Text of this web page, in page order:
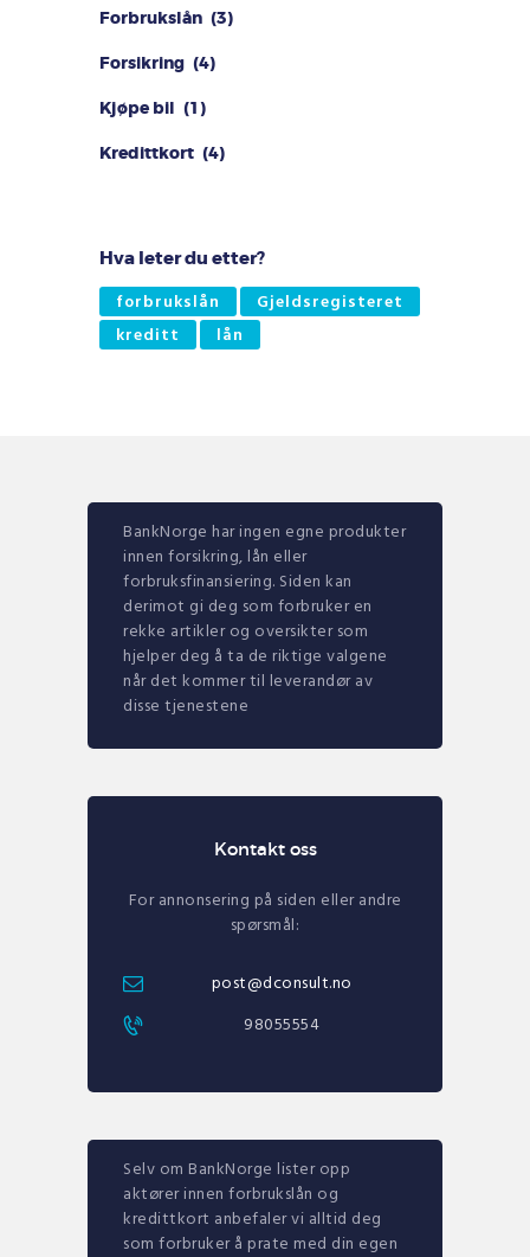
Forbrukslån (3)
Forsikring (4)
Kjøpe bil (1)
Kredittkort (4)
Hva leter du etter?
forbrukslån
Gjeldsregisteret
kreditt
lån
BankNorge har ingen egne produkter
innen forsikring, lån eller
forbruksfinansiering. Siden kan
derimot gi deg som forbruker en
rekke artikler og oversikter som
hjelper deg å ta de riktige valgene
når det kommer til leverandør av
disse tjenestene
Kontakt oss
For annonsering på siden eller andre
spørsmål:
post@dconsult.no
98055554
Selv om BankNorge lister opp
aktører innen forbrukslån og
kredittkort anbefaler vi alltid deg
som forbruker å prate med din egen